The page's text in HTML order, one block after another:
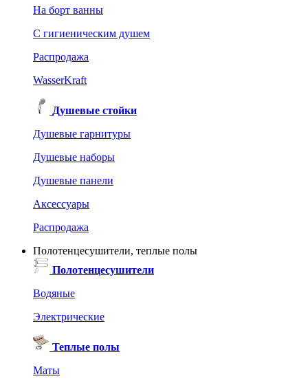
На борт ванны
C гигиеническим душем
Распродажа
WasserKraft
Душевые стойки
Душевые гарнитуры
Душевые наборы
Душевые панели
Аксессуары
Распродажа
Полотенцесушители, теплые полы
Полотенцесушители
Водяные
Электрические
Теплые полы
Маты